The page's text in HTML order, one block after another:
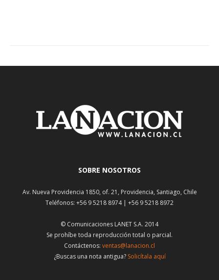
SOBRE NOSOTROS
Av. Nueva Providencia 1850, of. 21, Providencia, Santiago, Chile
Teléfonos: +56 9 5218 8974 | +56 9 5218 8972
© Comunicaciones LANET S.A. 2014
Se prohíbe toda reproducción total o parcial.
Contáctenos: ventas@lanacion.cl
¿Buscas una nota antigua? Solicítala aquí